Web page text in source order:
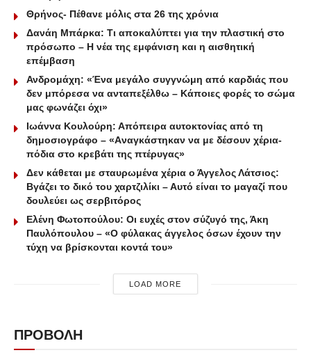
Θρήνος- Πέθανε μόλις στα 26 της χρόνια
Δανάη Μπάρκα: Τι αποκαλύπτει για την πλαστική στο
πρόσωπο – Η νέα της εμφάνιση και η αισθητική
επέμβαση
Ανδρομάχη: «Ένα μεγάλο συγγνώμη από καρδιάς που
δεν μπόρεσα να ανταπεξέλθω – Κάποιες φορές το σώμα
μας φωνάζει όχι»
Ιωάννα Κουλούρη: Απόπειρα αυτοκτονίας από τη
δημοσιογράφο – «Aναγκάστηκαν να με δέσουν χέρια-
πόδια στο κρεβάτι της πτέρυγας»
Δεν κάθεται με σταυρωμένα χέρια ο Άγγελος Λάτσιος:
Βγάζει το δικό του χαρτζιλίκι – Αυτό είναι το μαγαζί που
δουλεύει ως σερβιτόρος
Ελένη Φωτοπούλου: Οι ευχές στον σύζυγό της, Άκη
Παυλόπουλου – «Ο φύλακας άγγελος όσων έχουν την
τύχη να βρίσκονται κοντά του»
LOAD MORE
ΠΡΟΒΟΛΗ